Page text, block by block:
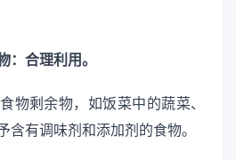
：合理利用。
物剩余物，如饭菜中的蔬菜、
含有调味剂和添加剂的食物。